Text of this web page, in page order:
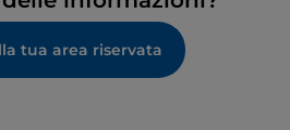
tua area riservata